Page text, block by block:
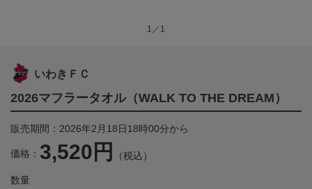
1／1
いわきＦＣ
2026マフラータオル（WALK TO THE DREAM）
販売期間：2026年2月18日18時00分から
価格： 3,520円 （税込）
数量